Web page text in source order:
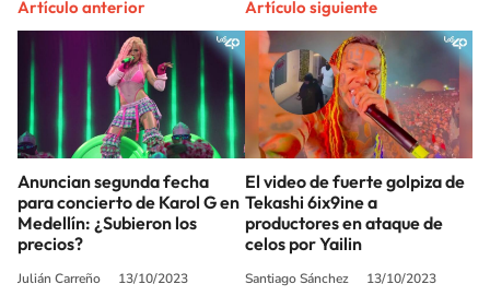
Artículo anterior
Anuncian segunda fecha
para concierto de Karol G en
Medellín: ¿Subieron los
precios?
Julián Carreño 13/10/2023
Artículo siguiente
El video de fuerte golpiza de
Tekashi 6ix9ine a
productores en ataque de
celos por Yailin
Santiago Sánchez 13/10/2023